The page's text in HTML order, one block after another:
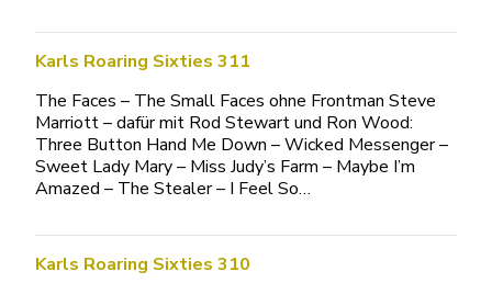
Karls Roaring Sixties 311
The Faces – The Small Faces ohne Frontman Steve
Marriott – dafür mit Rod Stewart und Ron Wood:
Three Button Hand Me Down – Wicked Messenger –
Sweet Lady Mary – Miss Judy’s Farm – Maybe I’m
Amazed – The Stealer – I Feel So…
Karls Roaring Sixties 310